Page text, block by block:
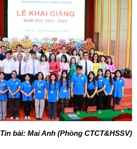
Tin bài: Mai Anh (Phòng CTCT&HSSV)